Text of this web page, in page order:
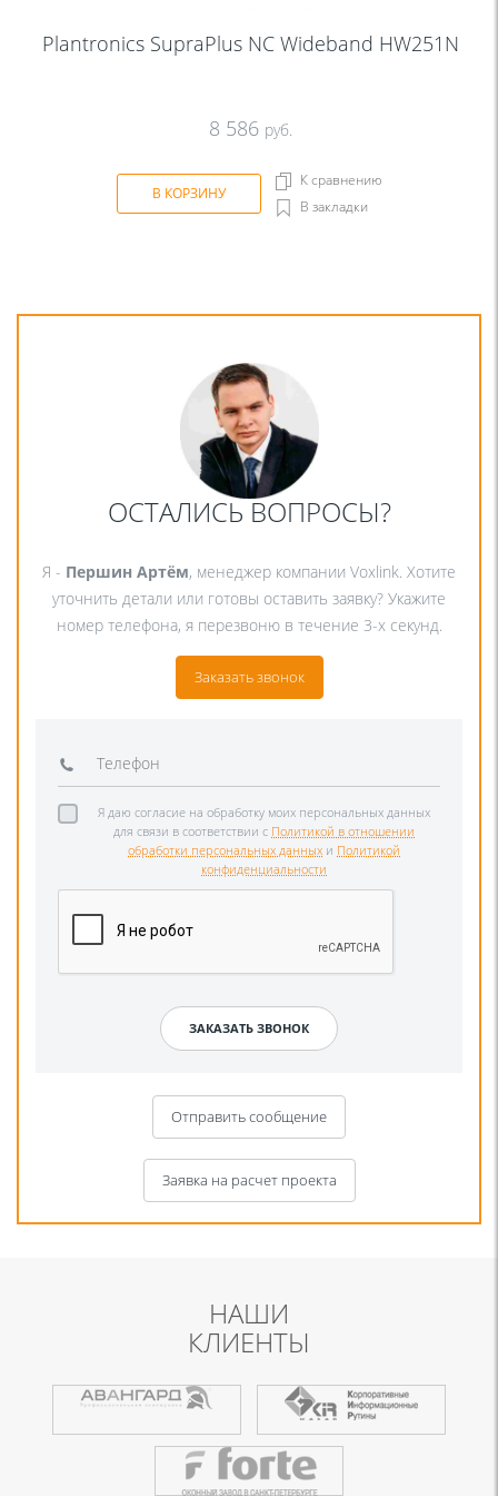
Plantronics SupraPlus NC Wideband HW251N
8 586 руб.
В КОРЗИНУ
К сравнению
В закладки
ОСТАЛИСЬ ВОПРОСЫ?
Я - Першин Артём, менеджер компании Voxlink. Хотите
уточнить детали или готовы оставить заявку? Укажите
номер телефона, я перезвоню в течение 3-х секунд.
Заказать звонок
Я даю согласие на обработку моих персональных данных
для связи в соответствии с Политикой в отношении
обработки персональных данных и Политикой
конфиденциальности
Отправить сообщение
Я даю согласие на обработку моих персональных данных для связи
Заявка на расчет проекта
НАШИ
КЛИЕНТЫ